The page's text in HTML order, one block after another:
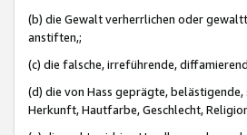
(b) die Gewalt verherrlichen oder
anstiften,;
(c) die falsche, irreführende,
(d) die von Hass geprägte,
Herkunft, Hautfarbe, Geschlecht,